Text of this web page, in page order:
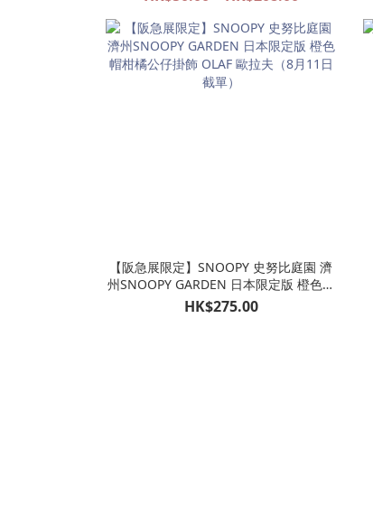
【阪急展限定】SNOOPY 史努比庭園 濟
州SNOOPY GARDEN 日本限定版 橙色帽
柑橘公仔掛飾 OLAF 歐拉夫（8月11日截
單）
HK$275.00